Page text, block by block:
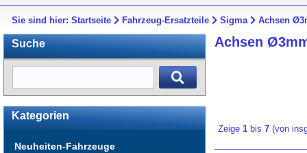
Sie sind hier:Startseite Fahrzeug-Ersatzteile Sigma Achsen
Suche
Kategorien
Neuheiten-Fahrzeuge
Achsen
Zeige1 bis7 (von